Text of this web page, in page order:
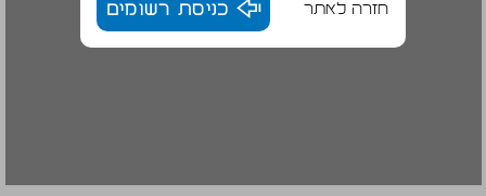
חזרה לאתר כניסת רשומים